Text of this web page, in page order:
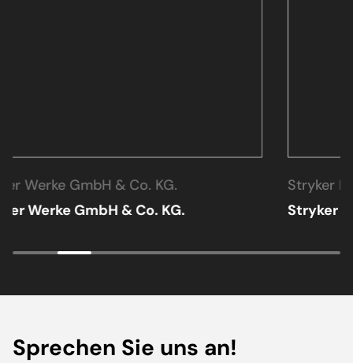
Stryker Leibinger GmbH & Co. KG Freiburg
Stryker Leibinger GmbH & Co. KG Freiburg
Sprechen Sie uns an!